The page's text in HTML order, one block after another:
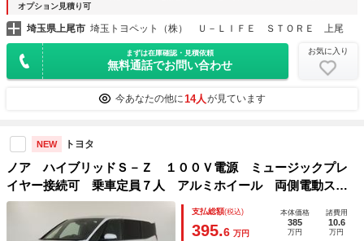
オプション見積り可
埼玉県上尾市 埼玉トヨペット（株） Ｕ－ＬＩＦＥ ＳＴＯＲＥ 上尾
まずは在庫確認・見積依頼
無料通話でお問い合わせ
お気に入り
今あなたの他に 14人 が見ています
NEW トヨタ
ノア ハイブリッドＳ－Ｚ １００Ｖ電源 ミュージックプレ
イヤー接続可 乗車定員７人 アルミホイール 両側電動スラ
イド ワンオーナー ＬＥＤヘッドランプ 記録簿 キーレ
ス ＣＤ Ｗエアコン 盗難防止装置 ハイブリッド フルセ
支払総額(税込)
395.6 万円
本体価格
385
万円
諸費用
10.6
万円